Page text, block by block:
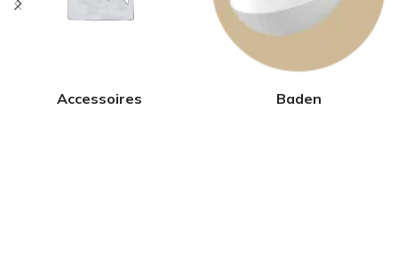
Accessoires Baden